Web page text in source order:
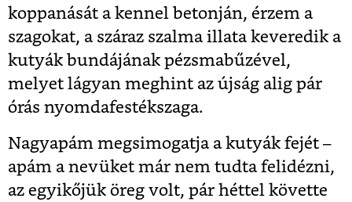
koppanását a kennel betonján, érzem a
szagokat, a száraz szalma illata keveredik a
kutyák bundájának pézsmabűzével,
melyet lágyan meghint az újság alig pár
órás nyomdafestékszaga.
Nagyapám megsimogatja a kutyák fejét –
apám a nevüket már nem tudta felidézni,
az egyikőjük öreg volt, pár héttel követte